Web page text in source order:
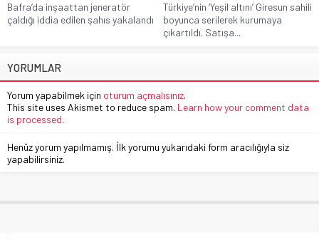
Bafra’da inşaattan jeneratör
çaldığı iddia edilen şahıs yakalandı
Türkiye’nin ‘Yeşil altını’ Giresun sahili
boyunca serilerek kurumaya
çıkartıldı. Satışa...
YORUMLAR
Yorum yapabilmek için oturum açmalısınız.
This site uses Akismet to reduce spam. Learn how your comment data
is processed.
Henüz yorum yapılmamış. İlk yorumu yukarıdaki form aracılığıyla siz
yapabilirsiniz.